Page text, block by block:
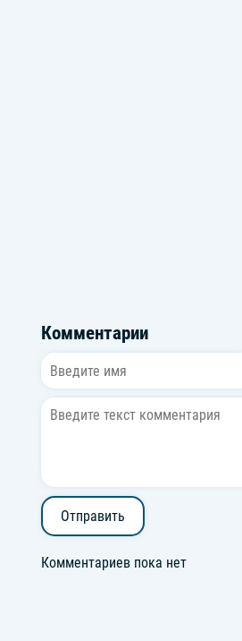
Комментарии
Отправить
Комментариев пока нет